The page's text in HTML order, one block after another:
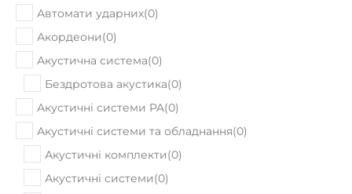
Автомати ударних(0)
Акордеони(0)
Акустична система(0)
Бездротова акустика(0)
Акустичні системи PA(0)
Акустичні системи та обладнання(0)
Акустичні комплекти(0)
Акустичні системи(0)